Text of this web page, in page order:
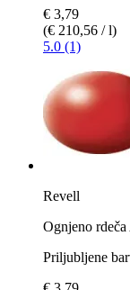
€ 3,79
(€ 210,56 / l)
5.0 (1)
Revell
Ognjeno
Priljubljene